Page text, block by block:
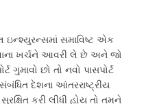
ઇન્શ્યુરન્સમાં સમાવિષ્ટ એક
ખર્ચને આવરી લે છે અને જો
ગુમાવો છો તો નવો પાસપોર્ટ
દેશના આંતરરાષ્ટ્રીય
કરી લીધી હોય તો તમને